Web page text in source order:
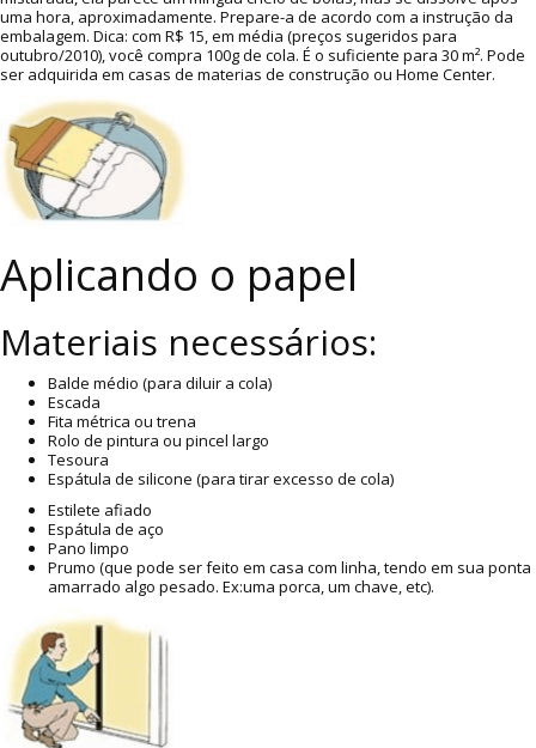
uma hora, aproximadamente. Prepare-a de acordo com a instrução da
embalagem. Dica: com R$ 15, em média (preços sugeridos para
outubro/2010), você compra 100g de cola. É o suficiente para 30 m². Pode
ser adquirida em casas de materias de construção ou Home Center.
Aplicando o papel
Materiais necessários:
Balde médio (para diluir a cola)
Escada
Fita métrica ou trena
Rolo de pintura ou pincel largo
Tesoura
Espátula de silicone (para tirar excesso de cola)
Estilete afiado
Espátula de aço
Pano limpo
Prumo (que pode ser feito em casa com linha, tendo em sua ponta
amarrado algo pesado. Ex:uma porca, um chave, etc).